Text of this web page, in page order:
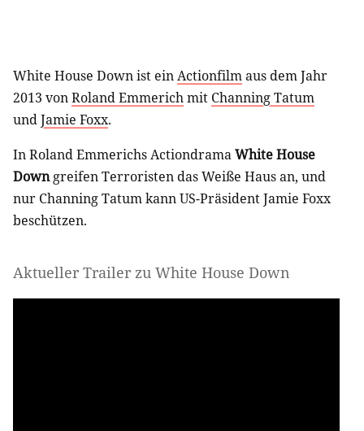
White House Down ist einActionfilmaus dem Jahr
2013 vonRoland Emmerichmit Channing Tatum
undJamie Foxx.
In Roland Emmerichs ActiondramaWhite House
Downgreifen Terroristen das Weiße Haus an, und
nur Channing Tatum kann US-Präsident Jamie Foxx
beschützen.
Aktueller Trailer zu White House Down